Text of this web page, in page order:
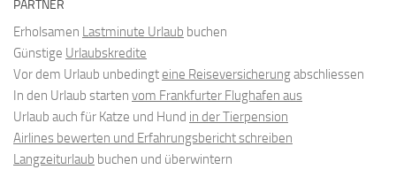
PARTNER
Erholsamen Lastminute Urlaub buchen
Günstige Urlaubskredite
Vor dem Urlaub unbedingteine Reiseversicherungabschliessen
In den Urlaub starten vom Frankfurter Flughafen aus
Urlaub auch für Katze und Hund in der Tierpension
Airlines bewerten und Erfahrungsbericht schreiben
Langzeiturlaub buchen und überwintern